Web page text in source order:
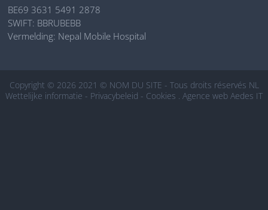
BE69 3631 5491 2878
SWIFT: BBRUBEBB
Vermelding: Nepal Mobile Hospital
Copyright © 2026 2021 © NOM DU SITE - Tous droits réservés NL
Wettelijke informatie - Privacybeleid - Cookies Agence web Aedes IT